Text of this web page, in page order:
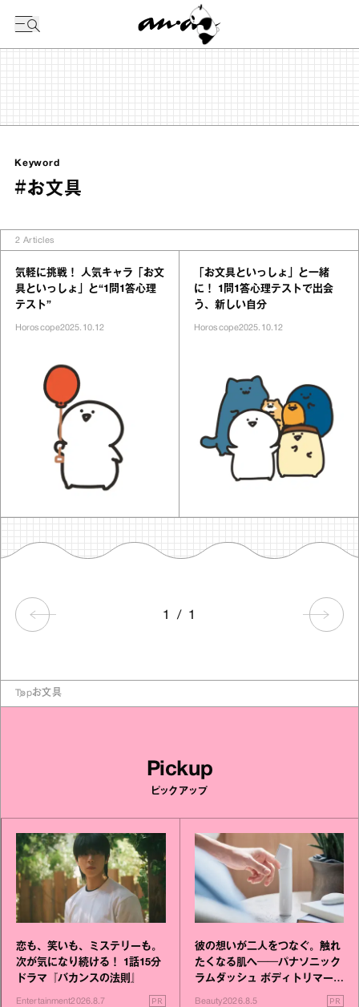
Keyword
#お文具
2 Articles
気軽に挑戦！ 人気キャラ「お文
具といっしょ」と“1問1答心理
テスト”
Horoscope2025.10.12
「お文具といっしょ」と一緒
に！ 1問1答心理テストで出会
う、新しい自分
Horoscope2025.10.12
1 / 1
Topお文具
Pickup
ピックアップ
恋も、笑いも、ミステリーも。
次が気になり続ける！ 1話15分
ドラマ『バカンスの法則』
Entertainment2026.8.7 PR
彼の想いが二人をつなぐ。触れ
たくなる肌へ──パナソニック
ラムダッシュ ボディトリマーが
Beauty2026.8.5 PR